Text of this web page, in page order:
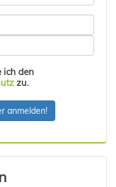
ich den
zu.
anmelden!